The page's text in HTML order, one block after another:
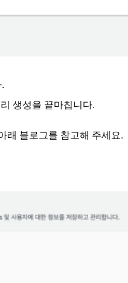
생성을 끝마칩니다.
래 블로그를 참고해 주세요.